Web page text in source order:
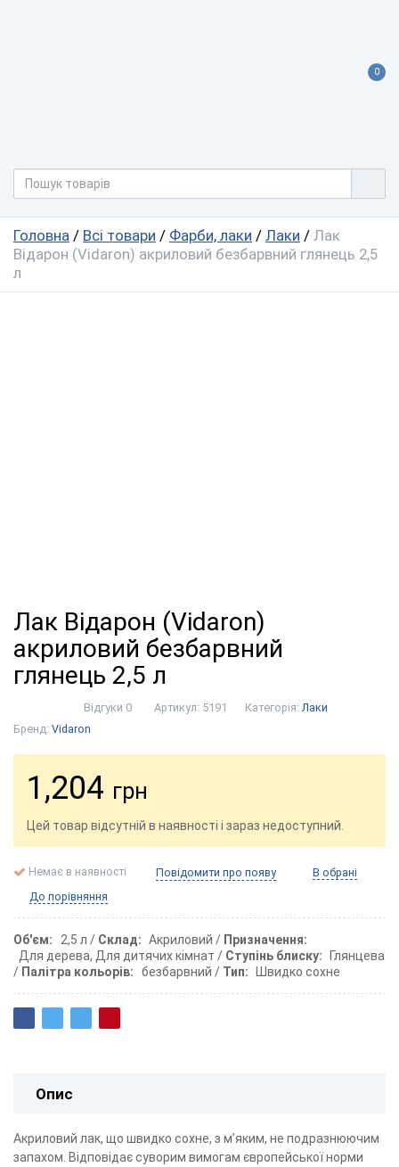
0
Головна / Всі товари / Фарби, лаки / Лаки / Лак
Відарон (Vidaron) акриловий безбарвний глянець 2,5
л
Лак Відарон (Vidaron)
акриловий безбарвний
глянець 2,5 л
Відгуки 0 Артикул: 5191 Категорія: Лаки
Бренд: Vidaron
1,204 грн
Цей товар відсутній в наявності і зараз недоступний.
Немає в наявності Повідомити про появу
В обрані
До порівняння
Об'єм 2,5 л Склад Акриловий
Призначення
Для дерева, Для дитячих кімнат
Ступінь блиску
Глянцева
Палітра кольорів
безбарвний Тип Швидко сохне
Опис
Акриловий лак, що швидко сохне, з м’яким, не подразнюючим
запахом. Відповідає суворим вимогам європейської норми